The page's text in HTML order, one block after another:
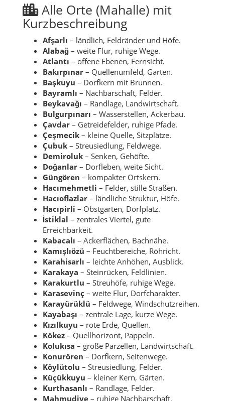
Alle Orte (Mahalle) mit
Kurzbeschreibung
Afşarlı – ländlich, Feldränder und Höfe.
Alabağ – weite Flur, ruhige Wege.
Atlantı – offene Ebenen, Fernsicht.
Bakırpınar – Quellenumfeld, Gärten.
Başkuyu – Dorfkern mit Brunnen.
Bayramlı – Nachbarschaft, Felder.
Beykavağı – Randlage, Landwirtschaft.
Bulgurpınarı – Wasserstellen, Ackerbau.
Çavdar – Getreidefelder, ruhige Pfade.
Çeşmecik – kleine Quelle, Sitzplätze.
Çubuk – Streusiedlung, Feldwege.
Demiroluk – Senken, Gehöfte.
Doğanlar – Dorfleben, weite Sicht.
Güngören – kompakter Ortskern.
Hacımehmetli – Felder, stille Straßen.
Hacıoflazlar – ländliche Struktur, Höfe.
Hacıpirli – Obstgärten, Dorfplatz.
İstiklal – zentrales Viertel, gute
Erreichbarkeit.
Kabacalı – Ackerflächen, Bachnähe.
Kamışlıözü – Feuchtbereiche, Röhricht.
Karahisarlı – leichte Anhöhen, Ausblick.
Karakaya – Steinrücken, Feldlinien.
Karakurtlu – Streuhöfe, ruhige Wege.
Karasevinç – weite Flur, Dorfcharakter.
Karayürüklü – Feldwege, Windschutzreihen.
Kayabaşı – zentrale Lage, kurze Wege.
Kızılkuyu – rote Erde, Quellen.
Kökez – Quellhorizont, Pappeln.
Kolukısa – große Parzellen, Landwirtschaft.
Konurören – Dorfkern, Seitenwege.
Köylütolu – Streusiedlung, Felder.
Küçükkuyu – kleiner Kern, Gärten.
Kurthasanlı – Randlage, Felder.
Mahmudiye – ruhige Nachbarschaft.